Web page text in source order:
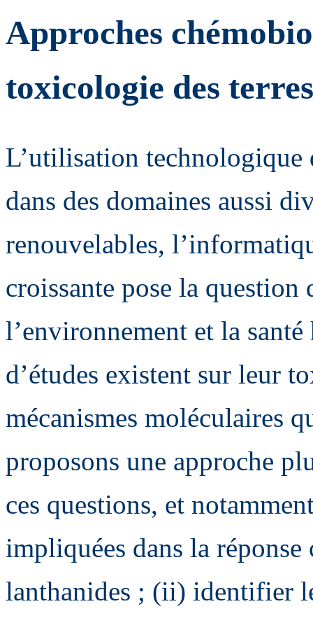
Approches
toxicologie des
L’utilisation technologique
dans des domaines aussi
renouvelables,
croissante pose la question
l’environnement et la
d’études existent sur leur
mécanismes moléculaires
proposons une approche
ces questions, et
impliquées dans la
lanthanides ; (ii) identifier